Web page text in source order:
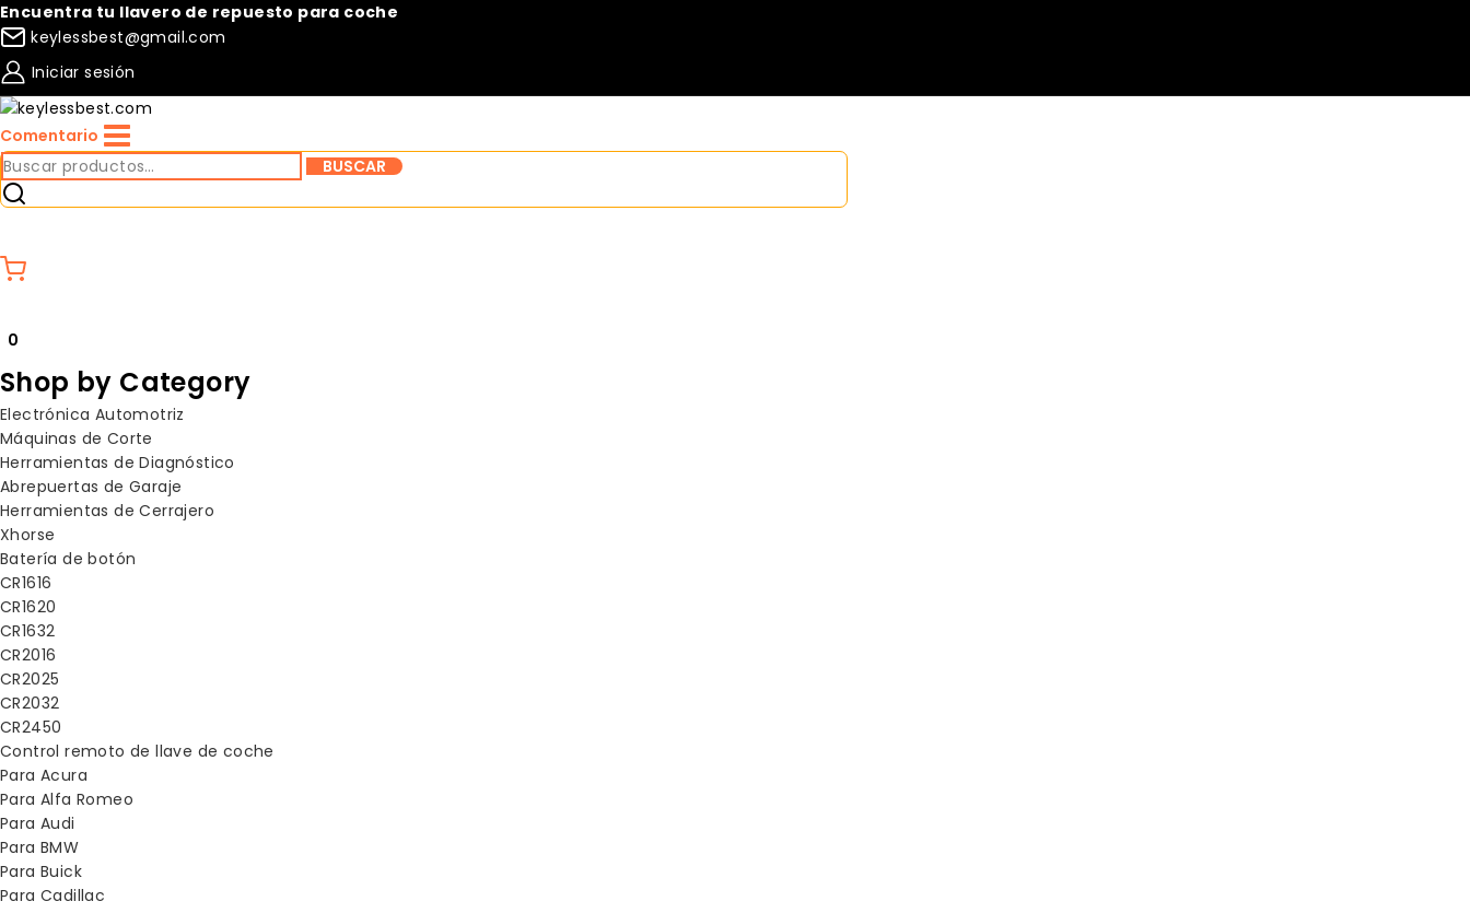
Skip
to
content
Encuentra tu llavero de repuesto para coche
keylessbest@gmail.com
Iniciar sesión
Comentario
Buscar
por:
BUSCAR
0
Shop by Category
Electrónica Automotriz
Máquinas de Corte
Herramientas de Diagnóstico
Abrepuertas de Garaje
Herramientas de Cerrajero
Xhorse
Batería de botón
CR1616
CR1620
CR1632
CR2016
CR2025
CR2032
CR2450
Control remoto de llave de coche
Para Acura
Para Alfa Romeo
Para Audi
Para BMW
Para Buick
Para Cadillac